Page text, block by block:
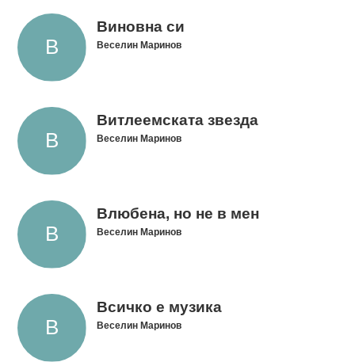
Виновна си
Веселин Маринов
Витлеемската звезда
Веселин Маринов
Влюбена, но не в мен
Веселин Маринов
Всичко е музика
Веселин Маринов